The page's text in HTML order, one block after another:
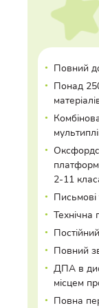
• Повний
• Понад
•
•
2-11
• Письмові
• Технічна
•
• Повний
• ДПА в
місцем
• Повна